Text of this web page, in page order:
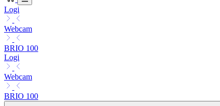
Logi
Webcam
BRIO 100
Logi
Webcam
BRIO 100